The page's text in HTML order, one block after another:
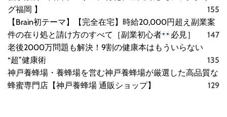
グ福岡 】
155
【Brain初テーマ】【完全在宅】時給20,000円超え副業案
件の在り処と請け方のすべて［副業初心者
必見］
147
老後2000万問題も解決！9割の健康本はもういらない
“超”健康術
135
神戸養蜂場・養蜂場を営む神戸養蜂場が厳選した高品質な
蜂蜜専門店【神戸養蜂場 通販ショップ】
129